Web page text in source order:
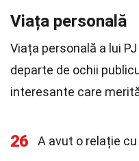
Viața personală
Viața personală a lui
departe de ochii
interesante care
26 A avut o relație